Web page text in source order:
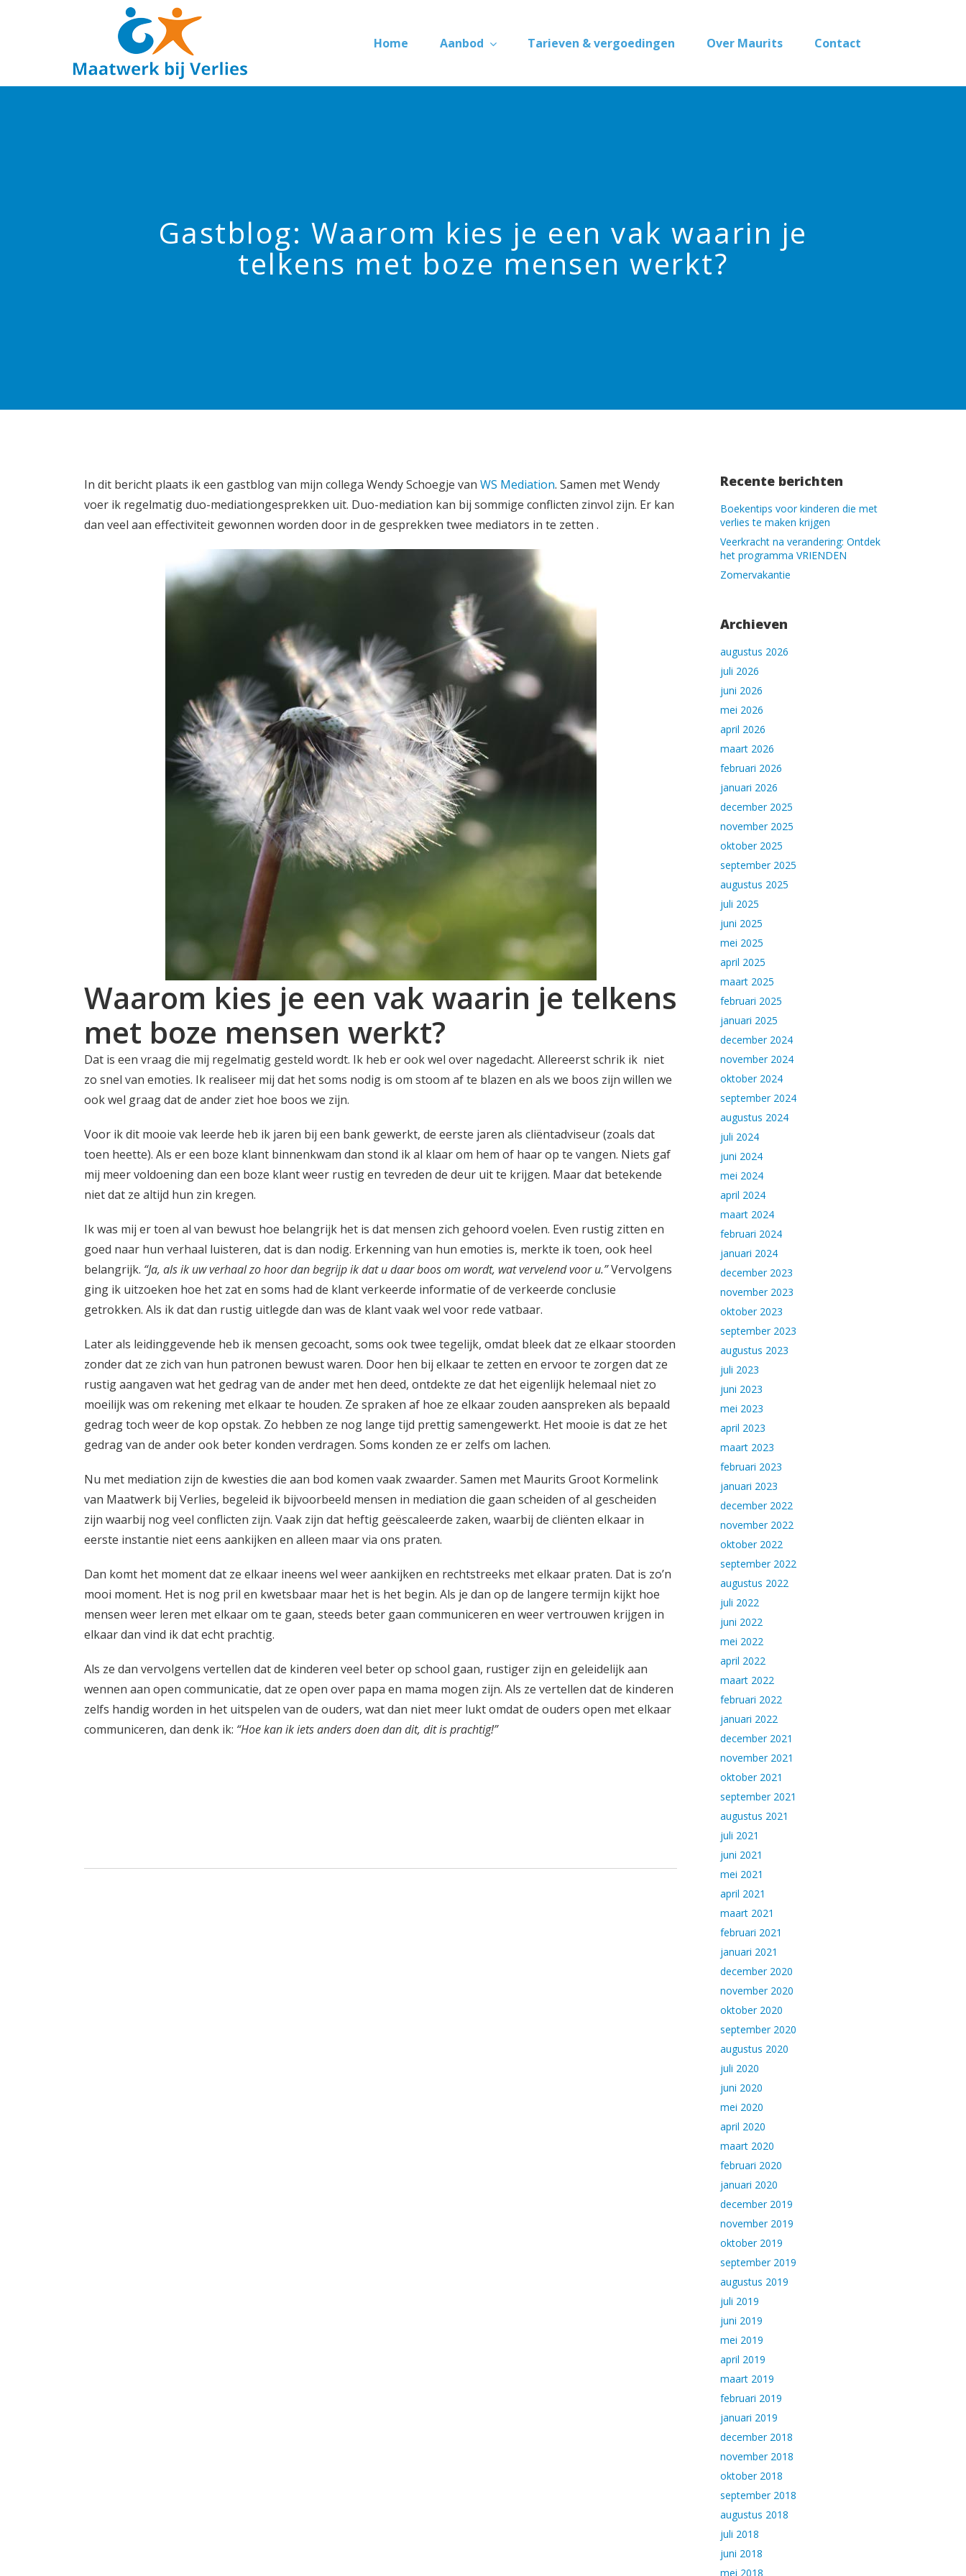
Home Aanbod Tarieven & vergoedingen Over Maurits Contact
Gastblog: Waarom kies je een vak waarin je
telkens met boze mensen werkt?
In dit bericht plaats ik een gastblog van mijn collega Wendy Schoegje van WS Mediation. Samen met Wendy
voer ik regelmatig duo-mediationgesprekken uit. Duo-mediation kan bij sommige conflicten zinvol zijn. Er kan
dan veel aan effectiviteit gewonnen worden door in de gesprekken twee mediators in te zetten .
Waarom kies je een vak waarin je telkens
met boze mensen werkt?
Dat is een vraag die mij regelmatig gesteld wordt. Ik heb er ook wel over nagedacht. Allereerst schrik ik niet
zo snel van emoties. Ik realiseer mij dat het soms nodig is om stoom af te blazen en als we boos zijn willen we
ook wel graag dat de ander ziet hoe boos we zijn.
Voor ik dit mooie vak leerde heb ik jaren bij een bank gewerkt, de eerste jaren als cliëntadviseur (zoals dat
toen heette). Als er een boze klant binnenkwam dan stond ik al klaar om hem of haar op te vangen. Niets gaf
mij meer voldoening dan een boze klant weer rustig en tevreden de deur uit te krijgen. Maar dat betekende
niet dat ze altijd hun zin kregen.
Ik was mij er toen al van bewust hoe belangrijk het is dat mensen zich gehoord voelen. Even rustig zitten en
goed naar hun verhaal luisteren, dat is dan nodig. Erkenning van hun emoties is, merkte ik toen, ook heel
belangrijk. “Ja, als ik uw verhaal zo hoor dan begrijp ik dat u daar boos om wordt, wat vervelend voor u.”Vervolgens
ging ik uitzoeken hoe het zat en soms had de klant verkeerde informatie of de verkeerde conclusie
getrokken. Als ik dat dan rustig uitlegde dan was de klant vaak wel voor rede vatbaar.
Later als leidinggevende heb ik mensen gecoacht, soms ook twee tegelijk, omdat bleek dat ze elkaar stoorden
zonder dat ze zich van hun patronen bewust waren. Door hen bij elkaar te zetten en ervoor te zorgen dat ze
rustig aangaven wat het gedrag van de ander met hen deed, ontdekte ze dat het eigenlijk helemaal niet zo
moeilijk was om rekening met elkaar te houden. Ze spraken af hoe ze elkaar zouden aanspreken als bepaald
gedrag toch weer de kop opstak. Zo hebben ze nog lange tijd prettig samengewerkt. Het mooie is dat ze het
gedrag van de ander ook beter konden verdragen. Soms konden ze er zelfs om lachen.
Nu met mediation zijn de kwesties die aan bod komen vaak zwaarder. Samen met Maurits Groot Kormelink
van Maatwerk bij Verlies, begeleid ik bijvoorbeeld mensen in mediation die gaan scheiden of al gescheiden
zijn waarbij nog veel conflicten zijn. Vaak zijn dat heftig geëscaleerde zaken, waarbij de cliënten elkaar in
eerste instantie niet eens aankijken en alleen maar via ons praten.
Dan komt het moment dat ze elkaar ineens wel weer aankijken en rechtstreeks met elkaar praten. Dat is zo’n
mooi moment. Het is nog pril en kwetsbaar maar het is het begin. Als je dan op de langere termijn kijkt hoe
mensen weer leren met elkaar om te gaan, steeds beter gaan communiceren en weer vertrouwen krijgen in
elkaar dan vind ik dat echt prachtig.
Als ze dan vervolgens vertellen dat de kinderen veel beter op school gaan, rustiger zijn en geleidelijk aan
wennen aan open communicatie, dat ze open over papa en mama mogen zijn. Als ze vertellen dat de kinderen
zelfs handig worden in het uitspelen van de ouders, wat dan niet meer lukt omdat de ouders open met elkaar
communiceren, dan denk ik: “Hoe kan ik iets anders doen dan dit, dit is prachtig!”
Recente berichten
Boekentips voor kinderen die met
verlies te maken krijgen
Veerkracht na verandering: Ontdek
het programma VRIENDEN
Zomervakantie
Archieven
augustus 2026
juli 2026
juni 2026
mei 2026
april 2026
maart 2026
februari 2026
januari 2026
december 2025
november 2025
oktober 2025
september 2025
augustus 2025
juli 2025
juni 2025
mei 2025
april 2025
maart 2025
februari 2025
januari 2025
december 2024
november 2024
oktober 2024
september 2024
augustus 2024
juli 2024
juni 2024
mei 2024
april 2024
maart 2024
februari 2024
januari 2024
december 2023
november 2023
oktober 2023
september 2023
augustus 2023
juli 2023
juni 2023
mei 2023
april 2023
maart 2023
februari 2023
januari 2023
december 2022
november 2022
oktober 2022
september 2022
augustus 2022
juli 2022
juni 2022
mei 2022
april 2022
maart 2022
februari 2022
januari 2022
december 2021
november 2021
oktober 2021
september 2021
augustus 2021
juli 2021
juni 2021
mei 2021
april 2021
maart 2021
februari 2021
januari 2021
december 2020
november 2020
oktober 2020
september 2020
augustus 2020
juli 2020
juni 2020
mei 2020
april 2020
maart 2020
februari 2020
januari 2020
december 2019
november 2019
oktober 2019
september 2019
augustus 2019
juli 2019
juni 2019
mei 2019
april 2019
maart 2019
februari 2019
januari 2019
december 2018
november 2018
oktober 2018
september 2018
augustus 2018
juli 2018
juni 2018
mei 2018